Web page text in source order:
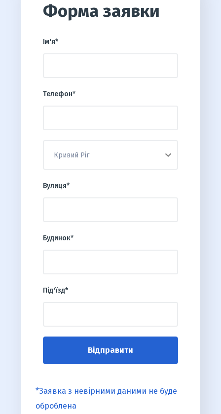
Форма заявки
Ім'я*
Телефон*
Вулиця*
Будинок*
Під'їзд*
*Заявка з невірними даними не буде
оброблена